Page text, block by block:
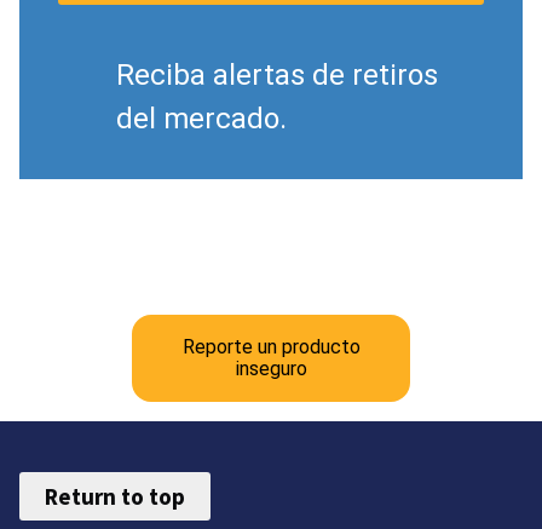
Reciba alertas de retiros
del mercado.
Reporte un producto
inseguro
Return to top